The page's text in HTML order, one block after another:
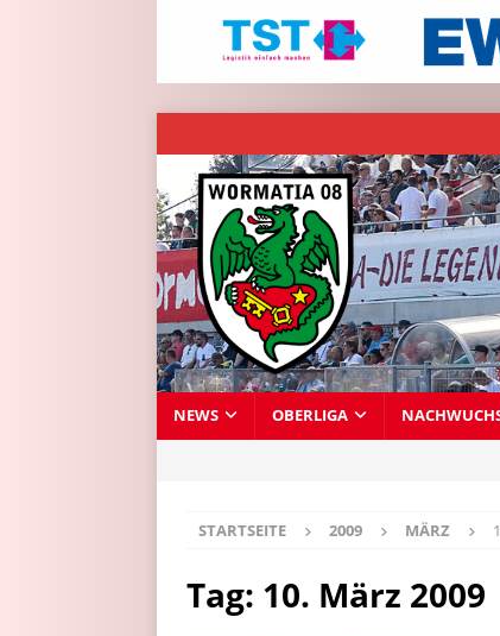
NEWS OBERLIGA
STARTSEITE 2009 MÄRZ
Tag: 10. März 2009